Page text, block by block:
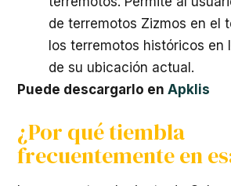
de terremotos Zizmos en el
los terremotos históricos en
de su ubicación actual.
Puede descargarlo en Apklis
¿Por qué tiembla
frecuentemente en